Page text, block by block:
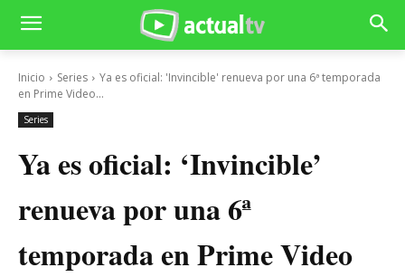
Inicio Series
Ya es oficial: 'Invincible' renueva por una 6ª temporada
en Prime Video...
Series
Ya es oficial: ‘Invincible’
renueva por una 6ª
temporada en Prime Video